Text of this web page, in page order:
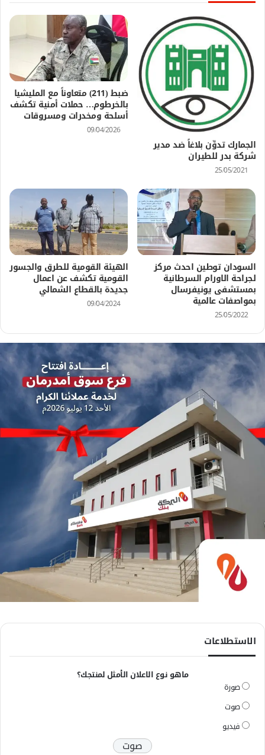
الجمارك تدوِّن بلاغاً ضد مدير
شركة بدر للطيران
25/05/2021
ضبط (211) متعاوناً مع المليشيا
بالخرطوم… حملات أمنية تكشف
أسلحة ومخدرات ومسروقات
09/04/2026
السودان توطين احدث مركز
لجراحة الاورام السرطانية
بمستشفى يونيفرسال
بمواصفات عالمية
25/05/2022
الهيئة القومية للطرق والجسور
القومية تكشف عن اعمال
جديدة بالقطاع الشمالي
09/04/2024
الاستطلاعات
ماهو نوع الاعلان الأمثل لمنتجك؟
صورة
صوت
فيديو